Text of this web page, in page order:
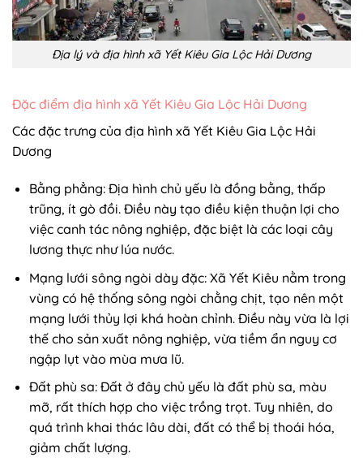
Địa lý và địa hình xã Yết Kiêu Gia Lộc Hải Dương
Đặc điểm địa hình xã Yết Kiêu Gia Lộc Hải Dương
Các đặc trưng của địa hình xã Yết Kiêu Gia Lộc Hải
Dương
Bằng phẳng: Địa hình chủ yếu là đồng bằng, thấp
trũng, ít gò đồi. Điều này tạo điều kiện thuận lợi cho
việc canh tác nông nghiệp, đặc biệt là các loại cây
lương thực như lúa nước.
Mạng lưới sông ngòi dày đặc: Xã Yết Kiêu nằm trong
vùng có hệ thống sông ngòi chằng chịt, tạo nên một
mạng lưới thủy lợi khá hoàn chỉnh. Điều này vừa là lợi
thế cho sản xuất nông nghiệp, vừa tiềm ẩn nguy cơ
ngập lụt vào mùa mưa lũ.
Đất phù sa: Đất ở đây chủ yếu là đất phù sa, màu
mỡ, rất thích hợp cho việc trồng trọt. Tuy nhiên, do
quá trình khai thác lâu dài, đất có thể bị thoái hóa,
giảm chất lượng.